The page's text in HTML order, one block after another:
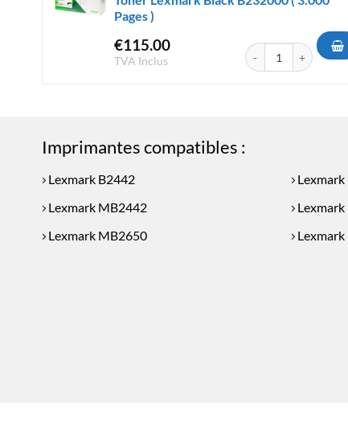
Pages )
€115.00
TVA Inclus
quantité de Toner
Imprimantes compatibles :
Lexmark B2442
Lexmark MB2442
Lexmark MB2650